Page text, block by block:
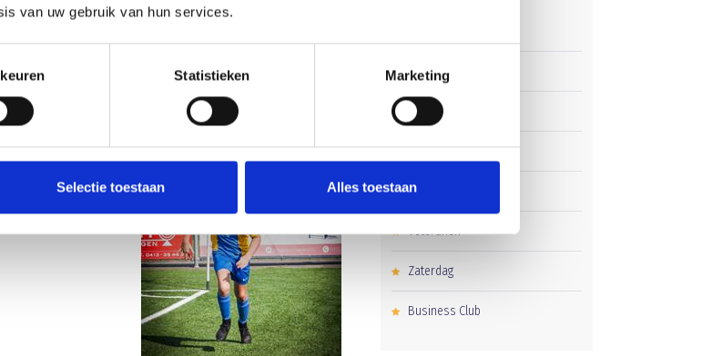
van uw gebruik van hun services.
Statistieken Marketing
Selectie toestaan Alles toestaan
en oma’s van harte
van Dijk.
Senioren
Junioren
Pupillen
Dames
Veteranen
Zaterdag
Business Club